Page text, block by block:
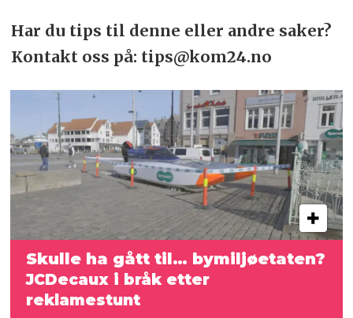
Har du tips til denne eller andre saker?
Kontakt oss på: tips@kom24.no
Skulle ha gått til… bymiljøetaten?
JCDecaux i bråk etter
reklamestunt